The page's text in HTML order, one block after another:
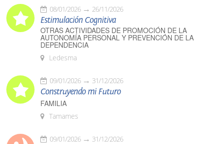
08/01/2026 26/11/2026
Estimulación Cognitiva
OTRAS ACTIVIDADES DE PROMOCIÓN DE LA
AUTONOMÍA PERSONAL Y PREVENCIÓN DE LA
DEPENDENCIA
Ledesma
09/01/2026 31/12/2026
Construyendo mi Futuro
FAMILIA
Tamames
09/01/2026 31/12/2026